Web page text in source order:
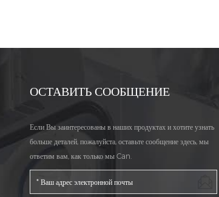
ОСТАВИТЬ СООБЩЕНИЕ
Если Вы заинтересованы в наших продуктах и хотите узнать
больше деталей, пожалуйста, оставьте сообщение здесь, мы
ответим вам, как только мы Can.